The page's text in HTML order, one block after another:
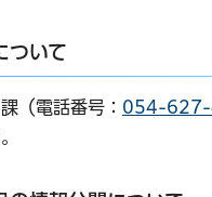
ついて
（電話番号： 054-627-